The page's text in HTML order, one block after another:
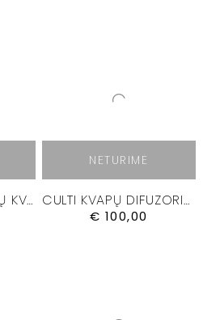
“LOCHERBER” NAMŲ KVAPŲ DIFUZORIUS”VENETIAE”
NETURIME
CULTI KVAPŲ DIFUZORIUS ” CHROMIA III” 500 ML.
€ 100,00